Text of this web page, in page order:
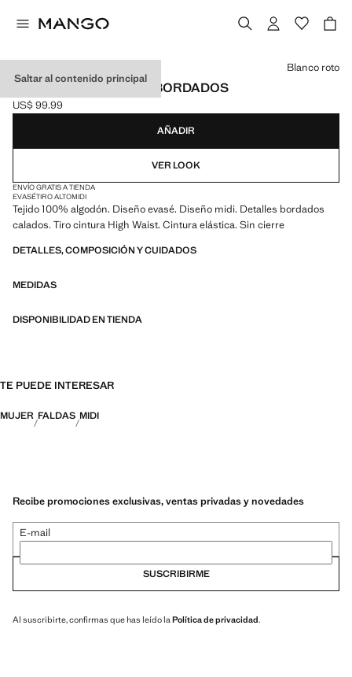
Saltar al contenido principal
FALDA MIDI DETALLES BORDADOS
Precio actual [US$ 99.99 ]
US$ 99.99
Selecciona un color
Blanco roto
AÑADIR
VER LOOK
ENVÍO GRATIS A TIENDA
EVASÉTIRO ALTOMIDI
Tejido 100% algodón. Diseño evasé. Diseño midi. Detalles bordados
calados. Tiro cintura High Waist. Cintura elástica. Sin cierre
DETALLES, COMPOSICIÓN Y CUIDADOS
MEDIDAS
DISPONIBILIDAD EN TIENDA
TE PUEDE INTERESAR
MUJER FALDAS MIDI
Recibe promociones exclusivas, ventas privadas y novedades
E-mail
SUSCRIBIRME
Al suscribirte, confirmas que has leído la Política de privacidad.